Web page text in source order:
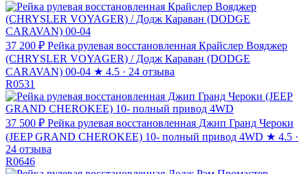
37 200 ₽ Рейка рулевая восстановленная Крайслер Вояджер
(CHRYSLER VOYAGER) / Додж Караван (DODGE
CARAVAN) 00-04 ★ 4.5 · 24 отзыва
R0531
37 500 ₽ Рейка рулевая восстановленная Джип Гранд Чероки
(JEEP GRAND CHEROKEE) 10- полный привод 4WD ★ 4.5 ·
24 отзыва
R0646